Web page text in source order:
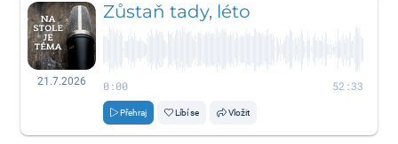
21.7.2026
Zůstaň tady, léto
0:00 52:33
Přehraj Líbí se Vložit